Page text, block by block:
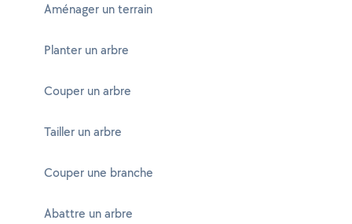
Aménager un terrain
Planter un arbre
Couper un arbre
Tailler un arbre
Couper une branche
Abattre un arbre